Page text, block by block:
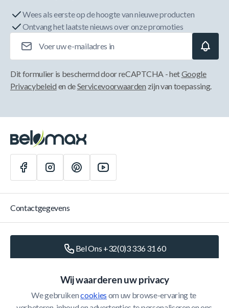
Wij waarderen uw privacy
We gebruiken cookies om uw browse-ervaring te
Wees als eerste op de hoogte van nieuwe producten
Ontvang het laatste nieuws over onze promoties
Dit formulier is beschermd door reCAPTCHA - hetGoogle
Privacybeleid en deServicevoorwaarden zijn van toepassing.
Contactgegevens
Bel Ons +32(0)3 336 31 60
Schrijf Ons info@belomax.com
Routebeschrijving naar de Belomax